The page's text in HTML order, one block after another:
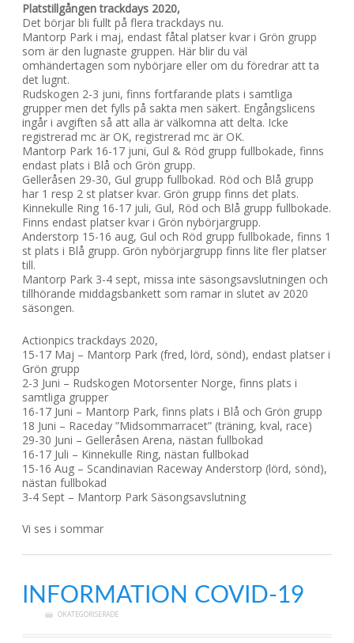
Platstillgången trackdays 2020,
Det börjar bli fullt på flera trackdays nu.
Mantorp Park i maj, endast fåtal platser kvar i Grön grupp
som är den lugnaste gruppen. Här blir du väl
omhändertagen som nybörjare eller om du föredrar att ta
det lugnt.
Rudskogen 2-3 juni, finns fortfarande plats i samtliga
grupper men det fylls på sakta men säkert. Engångslicens
ingår i avgiften så att alla är välkomna att delta. Icke
registrerad mc är OK, registrerad mc är OK.
Mantorp Park 16-17 juni, Gul & Röd grupp fullbokade, finns
endast plats i Blå och Grön grupp.
Gelleråsen 29-30, Gul grupp fullbokad. Röd och Blå grupp
har 1 resp 2 st platser kvar. Grön grupp finns det plats.
Kinnekulle Ring 16-17 juli, Gul, Röd och Blå grupp fullbokade.
Finns endast platser kvar i Grön nybörjargrupp.
Anderstorp 15-16 aug, Gul och Röd grupp fullbokade, finns 1
st plats i Blå grupp. Grön nybörjargrupp finns lite fler platser
till.
Mantorp Park 3-4 sept, missa inte säsongsavslutningen och
tillhörande middagsbankett som ramar in slutet av 2020
säsongen.
Actionpics trackdays 2020,
15-17 Maj – Mantorp Park (fred, lörd, sönd), endast platser i
Grön grupp
2-3 Juni – Rudskogen Motorsenter Norge, finns plats i
samtliga grupper
16-17 Juni – Mantorp Park, finns plats i Blå och Grön grupp
18 Juni – Raceday ”Midsommarracet” (träning, kval, race)
29-30 Juni – Gelleråsen Arena, nästan fullbokad
16-17 Juli – Kinnekulle Ring, nästan fullbokad
15-16 Aug – Scandinavian Raceway Anderstorp (lörd, sönd),
nästan fullbokad
3-4 Sept – Mantorp Park Säsongsavslutning
Vi ses i sommar
INFORMATION COVID-19
OKATEGORISERADE